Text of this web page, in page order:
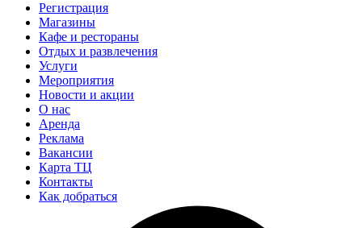
Регистрация
Магазины
Кафе и рестораны
Отдых и развлечения
Услуги
Мероприятия
Новости и акции
О нас
Аренда
Реклама
Вакансии
Карта ТЦ
Контакты
Как добраться